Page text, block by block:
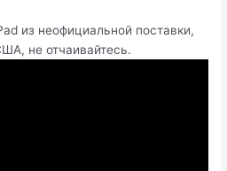
из неофициальной поставки,
не отчаивайтесь.